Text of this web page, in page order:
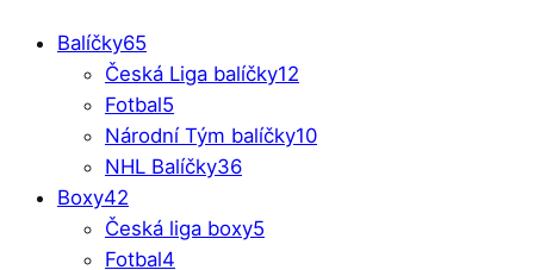
Balíčky65
Česká Liga balíčky12
Fotbal5
Národní Tým balíčky10
NHL Balíčky36
Boxy42
Česká liga boxy5
Fotbal4